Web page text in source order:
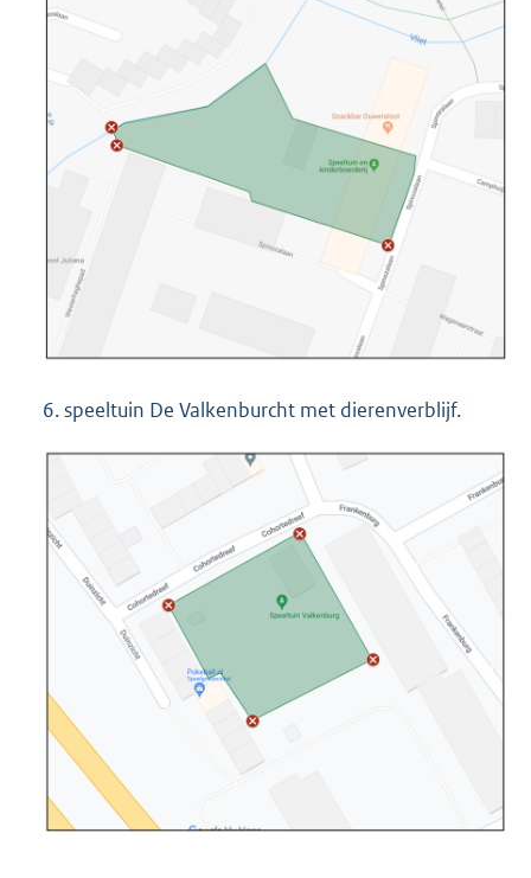
6. speeltuin De Valkenburcht met dierenverblijf.